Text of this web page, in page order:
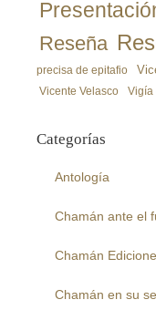
Reseña
precisa de epitafio
Vicente Velasco
Vigía
Categorías
Antología
Chamán ante el
Chamán
Chamán en su